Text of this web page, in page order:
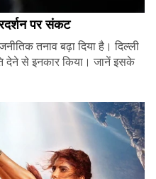
पर संकट
तनाव बढ़ा दिया है। दिल्ली
देने से इनकार किया। जानें इसके